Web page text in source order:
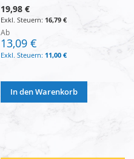
19,98 €
16,79 €
Ab
13,09 €
11,00 €
In den Warenkorb